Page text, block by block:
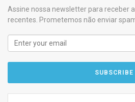
Assine nossa newsletter para receber
recentes. Prometemos não enviar